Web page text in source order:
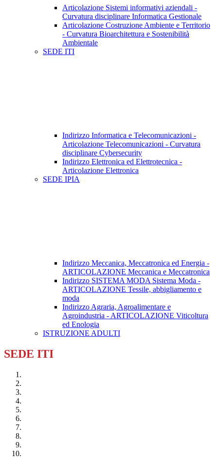
Articolazione Sistemi informativi aziendali -
Curvatura disciplinare Informatica Gestionale
Articolazione Costruzione Ambiente e Territorio
- Curvatura Bioarchitettura e Sostenibilità
Ambientale
SEDE ITI
Indirizzo Informatica e Telecomunicazioni -
Articolazione Telecomunicazioni - Curvatura
disciplinare Cybersecurity
Indirizzo Elettronica ed Elettrotecnica -
Articolazione Elettronica
SEDE IPIA
Indirizzo Meccanica, Meccatronica ed Energia -
ARTICOLAZIONE Meccanica e Meccatronica
Indirizzo SISTEMA MODA Sistema Moda -
ARTICOLAZIONE Tessile, abbigliamento e
moda
Indirizzo Agraria, Agroalimentare e
Agroindustria - ARTICOLAZIONE Viticoltura
ed Enologia
ISTRUZIONE ADULTI
SEDE ITI